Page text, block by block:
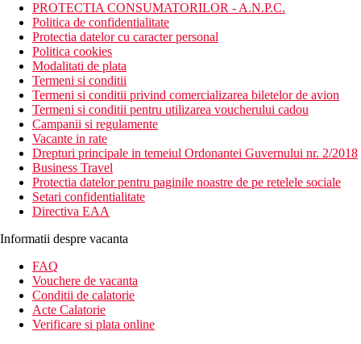
PROTECTIA CONSUMATORILOR - A.N.P.C.
Politica de confidentialitate
Protectia datelor cu caracter personal
Politica cookies
Modalitati de plata
Termeni si conditii
Termeni si conditii privind comercializarea biletelor de avion
Termeni si conditii pentru utilizarea voucherului cadou
Campanii si regulamente
Vacante in rate
Drepturi principale in temeiul Ordonantei Guvernului nr. 2/2018
Business Travel
Protectia datelor pentru paginile noastre de pe retelele sociale
Setari confidentialitate
Directiva EAA
Informatii despre vacanta
FAQ
Vouchere de vacanta
Conditii de calatorie
Acte Calatorie
Verificare si plata online